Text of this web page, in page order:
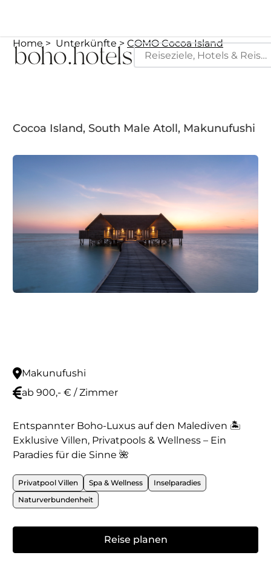
Home Unterkünfte COMO Cocoa Island
Cocoa Island, South Male Atoll, Makunufushi
Makunufushi
ab 900,- € / Zimmer
Entspannter Boho-Luxus auf den Malediven 🏝️
Exklusive Villen, Privatpools & Wellness – Ein
Paradies für die Sinne 🌺
Privatpool Villen Spa & Wellness
Inselparadies
Naturverbundenheit
Reise planen